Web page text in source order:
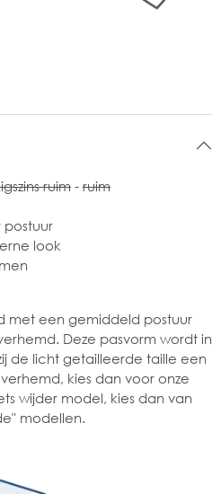
ruim - ruim
look
met een gemiddeld postuur
Deze pasvorm wordt in
de licht getailleerde taille een
kies dan voor onze
wijder model, kies dan van
modellen.